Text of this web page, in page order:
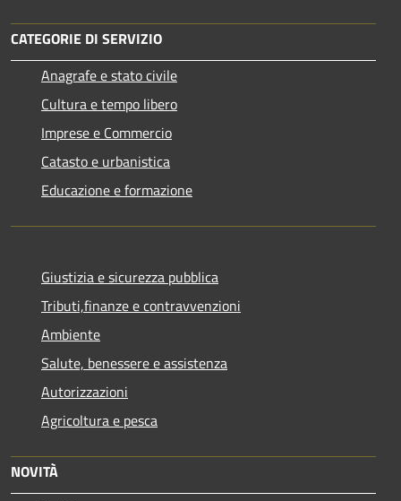
CATEGORIE DI SERVIZIO
Anagrafe e stato civile
Cultura e tempo libero
Imprese e Commercio
Catasto e urbanistica
Educazione e formazione
Giustizia e sicurezza pubblica
Tributi,finanze e contravvenzioni
Ambiente
Salute, benessere e assistenza
Autorizzazioni
Agricoltura e pesca
NOVITÀ